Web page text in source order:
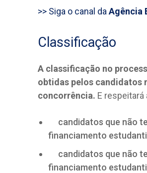
>> Siga o canal da Agência
Classificação
A classificação no
obtidas pelos candidatos
concorrência. E
candidatos que não
financiamento
candidatos que não
financiamento